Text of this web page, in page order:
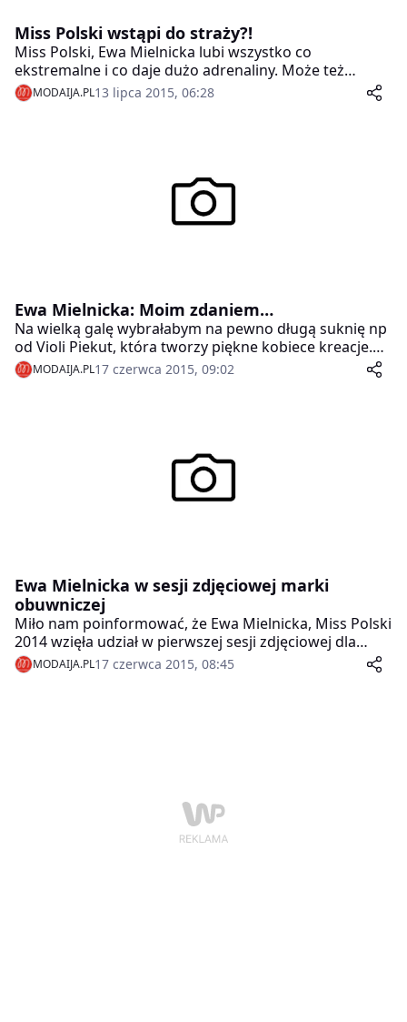
Miss Polski wstąpi do straży?!
Miss Polski, Ewa Mielnicka lubi wszystko co
ekstremalne i co daje dużo adrenaliny. Może też
zazdrościła bohaterom serialu „Strażacy” i zgodziła się
wspierać Straż Pożarną w całym kraju.
MODAIJA.PL13 lipca 2015, 06:28
Ewa Mielnicka: Moim zdaniem…
Na wielką galę wybrałabym na pewno długą suknię np
od Violi Piekut, która tworzy piękne kobiece kreacje.
Jako Miss bardzo dobrze czuję się w kreacjach maxi do
samej ziemi, lubię w zamian za to odsłonić plecy, lubię
MODAIJA.PL17 czerwca 2015, 09:02
Ewa Mielnicka w sesji zdjęciowej marki
obuwniczej
Miło nam poinformować, że Ewa Mielnicka, Miss Polski
2014 wzięła udział w pierwszej sesji zdjęciowej dla
marki obuwniczej Nessi, jako jej ambasadorka.
MODAIJA.PL17 czerwca 2015, 08:45